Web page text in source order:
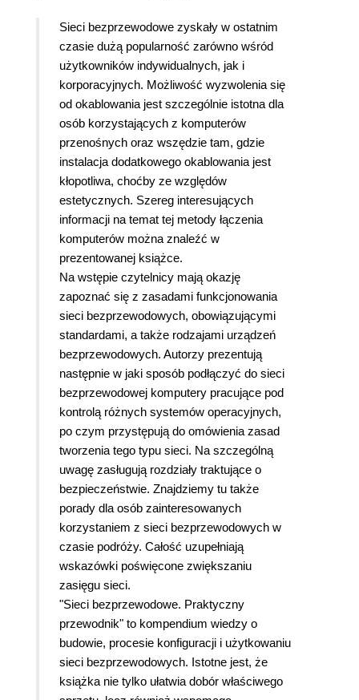
Sieci bezprzewodowe zyskały w ostatnim
czasie dużą popularność zarówno wśród
użytkowników indywidualnych, jak i
korporacyjnych. Możliwość wyzwolenia się
od okablowania jest szczególnie istotna dla
osób korzystających z komputerów
przenośnych oraz wszędzie tam, gdzie
instalacja dodatkowego okablowania jest
kłopotliwa, choćby ze względów
estetycznych. Szereg interesujących
informacji na temat tej metody łączenia
komputerów można znaleźć w
prezentowanej książce.
Na wstępie czytelnicy mają okazję
zapoznać się z zasadami funkcjonowania
sieci bezprzewodowych, obowiązującymi
standardami, a także rodzajami urządzeń
bezprzewodowych. Autorzy prezentują
następnie w jaki sposób podłączyć do sieci
bezprzewodowej komputery pracujące pod
kontrolą różnych systemów operacyjnych,
po czym przystępują do omówienia zasad
tworzenia tego typu sieci. Na szczególną
uwagę zasługują rozdziały traktujące o
bezpieczeństwie. Znajdziemy tu także
porady dla osób zainteresowanych
korzystaniem z sieci bezprzewodowych w
czasie podróży. Całość uzupełniają
wskazówki poświęcone zwiększaniu
zasięgu sieci.
"Sieci bezprzewodowe. Praktyczny
przewodnik" to kompendium wiedzy o
budowie, procesie konfiguracji i użytkowaniu
sieci bezprzewodowych. Istotne jest, że
książka nie tylko ułatwia dobór właściwego